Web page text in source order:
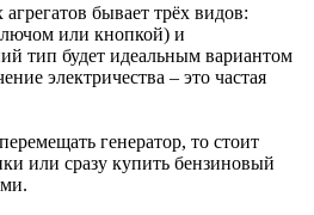
бывает трёх видов:
или кнопкой) и
тип будет идеальным вариантом
электричества – это частая
генератор, то стоит
или сразу купить бензиновый